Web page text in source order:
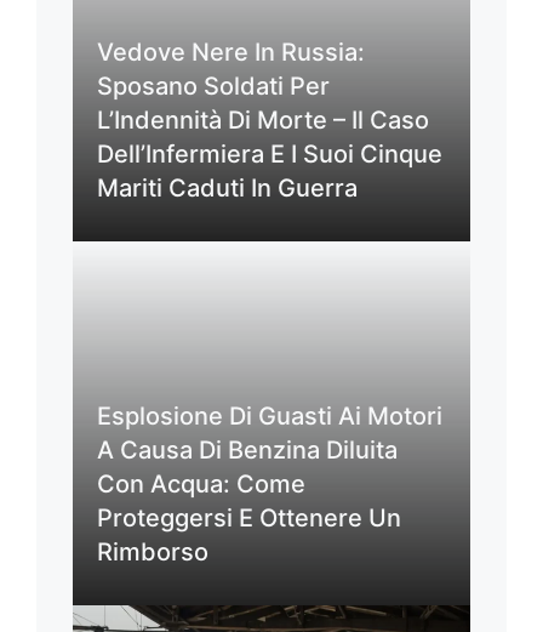
Vedove Nere In Russia:
Sposano Soldati Per
L’Indennità Di Morte – Il Caso
Dell’Infermiera E I Suoi Cinque
Mariti Caduti In Guerra
Esplosione Di Guasti Ai Motori
A Causa Di Benzina Diluita
Con Acqua: Come
Proteggersi E Ottenere Un
Rimborso